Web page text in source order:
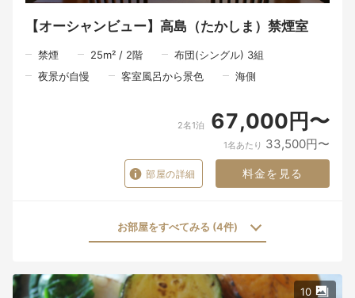
ここで迎える朝が、旅の記憶の一つとなりますように。
※お食事は皆様同じ時間でのご案内となります。
一品一品を丁寧に仕上げ、心を込めてお届けするため、ご理解い
ただけますと幸いです。
【オーシャンビュー】高島（たかしま）禁煙室
禁煙 25m² / 2階
布団(シングル) 3組
夜景が自慢
客室風呂から景色 海側
2名1泊 67,000円〜
1名あたり 33,500円〜
部屋の詳細 料金を見る
お部屋をすべてみる (4件)
10